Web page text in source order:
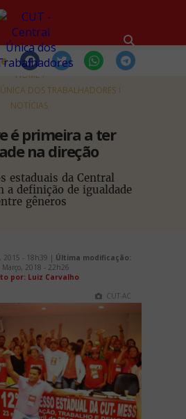
HOME
DOS TRABALHADORES
NOTÍCIAS
é primeira a ter
na direção
estaduais da Central
a definição de igualdade
gêneros
2015 - 18h39 | Última modificação:
Março, 2018 - 22h26
por: Luiz Carvalho
CUT-AC